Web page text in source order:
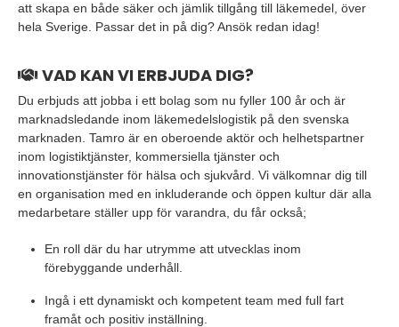
att skapa en både säker och jämlik tillgång till läkemedel, över
hela Sverige. Passar det in på dig? Ansök redan idag!
VAD KAN VI ERBJUDA DIG?
Du erbjuds att jobba i ett bolag som nu fyller 100 år och är
marknadsledande inom läkemedelslogistik på den svenska
marknaden. Tamro är en oberoende aktör och helhetspartner
inom logistiktjänster, kommersiella tjänster och
innovationstjänster för hälsa och sjukvård. Vi välkomnar dig till
en organisation med en inkluderande och öppen kultur där alla
medarbetare ställer upp för varandra, du får också;
En roll där du har utrymme att utvecklas inom
förebyggande underhåll.
Ingå i ett dynamiskt och kompetent team med full fart
framåt och positiv inställning.